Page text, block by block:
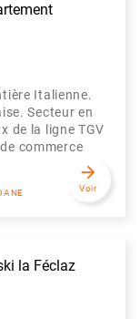
Italienne.
Secteur en
de la ligne TGV
commerce
arrow_forward
Voir
la Féclaz